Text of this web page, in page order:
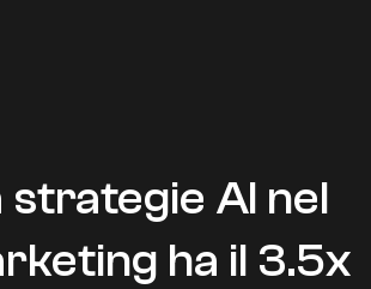
strategie AI nel
ha il 3.5x